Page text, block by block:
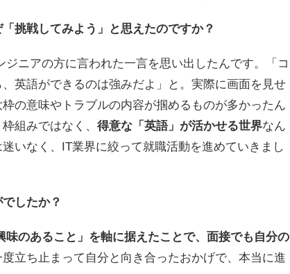
挑戦してみよう」と思えたのですか？
ニアの方に言われた一言を思い出したんです。「コ
英語ができるのは強みだよ」と。実際に画面を見せ
の意味やトラブルの内容が掴めるものが多かったん
組みではなく、 得意な「英語」が活かせる世界なん
いなく、IT業界に絞って就職活動を進めていきまし
したか？
味のあること」を軸に据えたことで、面接でも自分の
度立ち止まって自分と向き合ったおかげで、本当に進